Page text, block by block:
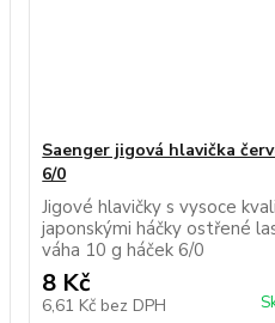
Saenger jigová hlavička
6/0
Jigové hlavičky s vysoce
japonskými háčky ostřené
váha 10 g háček 6/0
8 Kč
6,61 Kč bez DPH